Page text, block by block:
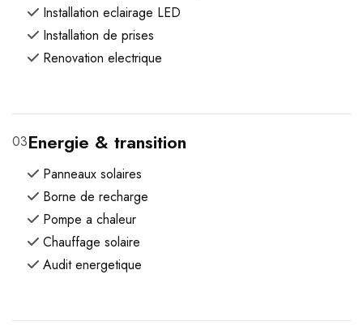
Installation eclairage LED
Installation de prises
Renovation electrique
03Energie & transition
Panneaux solaires
Borne de recharge
Pompe a chaleur
Chauffage solaire
Audit energetique